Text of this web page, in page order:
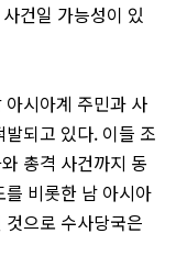
건일 가능성이 있
시아계 주민과 사
되고 있다. 이들 조
총격 사건까지 동
비롯한 남 아시아
으로 수사당국은